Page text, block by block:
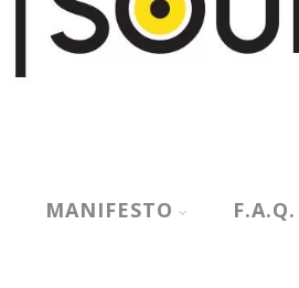
MANIFESTO F.A.Q.